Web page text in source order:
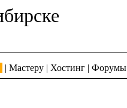
| Мастеру | Хостинг | Форумы